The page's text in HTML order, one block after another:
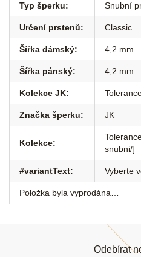
Typ šperku: Snubní
Určení prstenů: Classic
Šířka dámský: 4,2 mm
Šířka pánský: 4,2 mm
Kolekce JK:
Značka šperku: JK
Kolekce:
snubni/]
#variantText: Vyberte
Položka byla vyprodána…
Odebírat